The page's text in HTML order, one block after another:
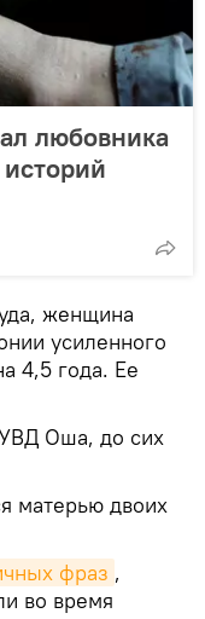
любовника
женщина
усиленного
4,5 года. Ее
Оша, до сих
матерью двоих
фраз ,
во время